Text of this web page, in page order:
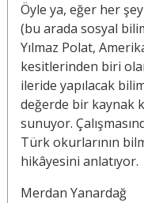
Öyle ya, eğer her
(bu arada sosyal
Yılmaz Polat,
kesitlerinden biri
ileride yapılacak
değerde bir kaynak
sunuyor.
Türk okurlarının
hikâyesini anlatıyor.
Merdan Yanardağ